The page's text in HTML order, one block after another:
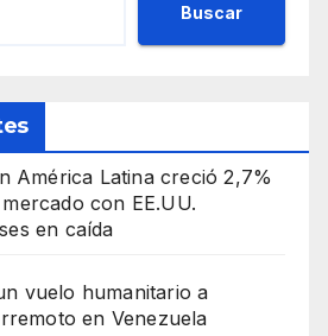
Buscar
América Latina creció 2,7%
con EE.UU.
en caída
vuelo humanitario a
en Venezuela